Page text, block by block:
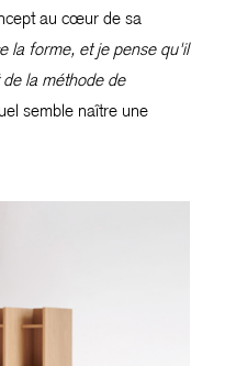
au cœur de sa
la forme, et je pense qu'il
la méthode de
semble naître une